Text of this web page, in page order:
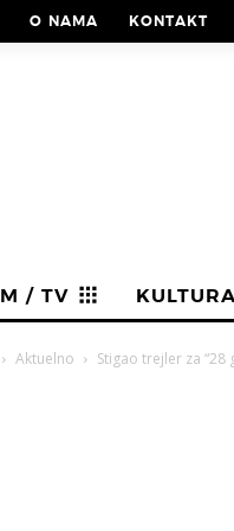
O NAMA KONTAKT
/ TV KULTURA
Aktuelno Stigao trejler za “28